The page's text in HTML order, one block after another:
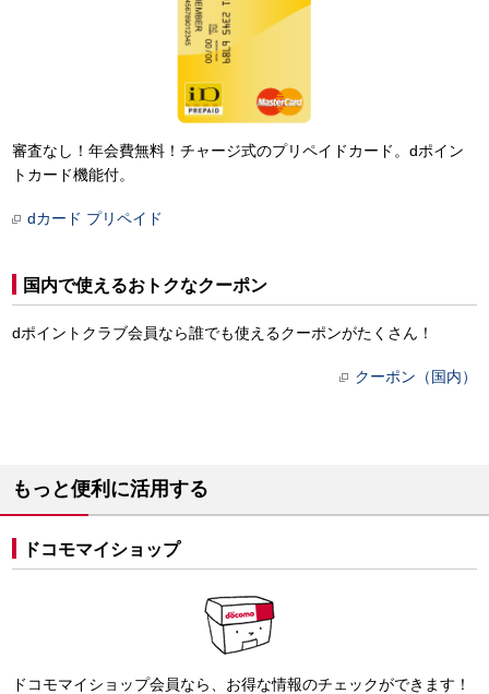
審査なし！年会費無料！チャージ式のプリペイドカード。dポイン
トカード機能付。
dカード プリペイド
国内で使えるおトクなクーポン
dポイントクラブ会員なら誰でも使えるクーポンがたくさん！
クーポン（国内）
もっと便利に活用する
ドコモマイショップ
ドコモマイショップ会員なら、お得な情報のチェックができます！